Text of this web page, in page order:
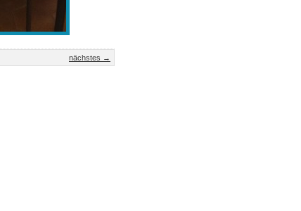
nächstes →